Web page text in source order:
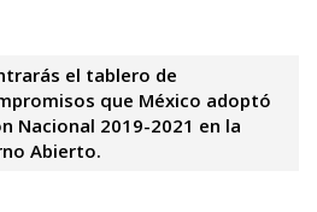
el tablero de
que México adoptó
Nacional 2019-2021 en la
Abierto.